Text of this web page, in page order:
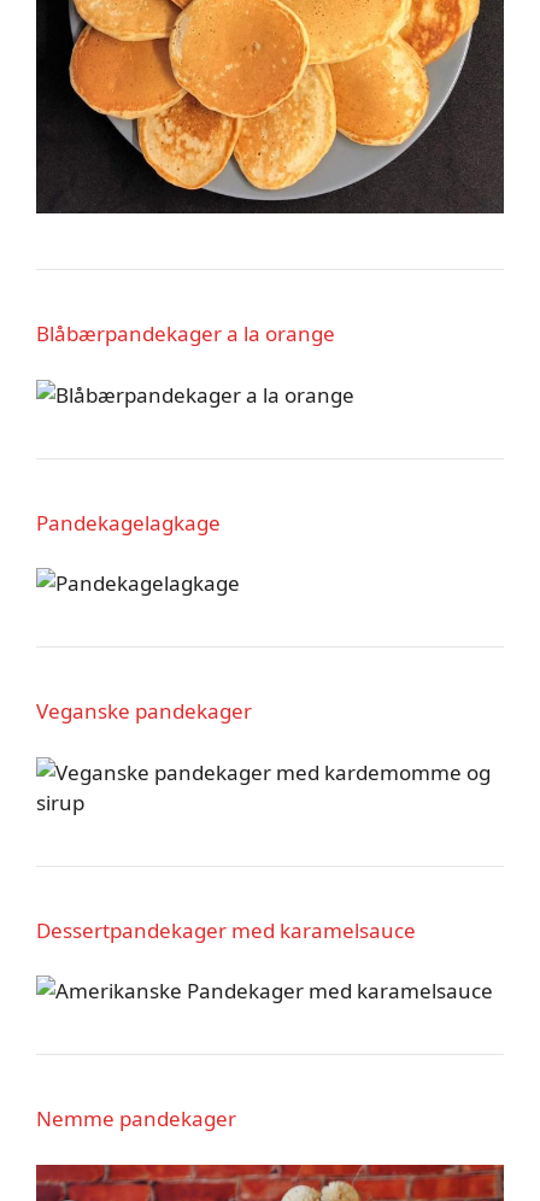
Blåbærpandekager a la orange
Pandekagelagkage
Veganske pandekager
Dessertpandekager med karamelsauce
Nemme pandekager